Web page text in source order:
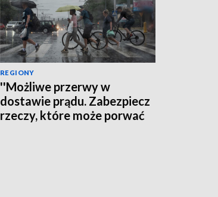
REGIONY
''Możliwe przerwy w
dostawie prądu. Zabezpiecz
rzeczy, które może porwać